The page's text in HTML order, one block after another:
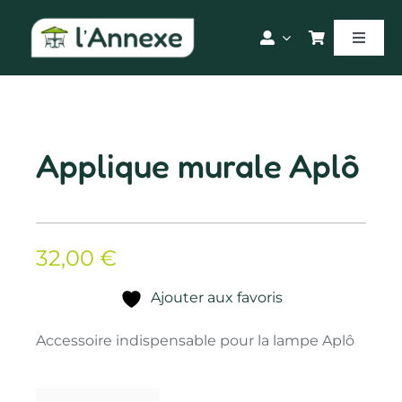
contenu
Toggle
Applique murale Aplô
32,00 €
Ajouter aux favoris
Accessoire indispensable pour la lampe Aplô